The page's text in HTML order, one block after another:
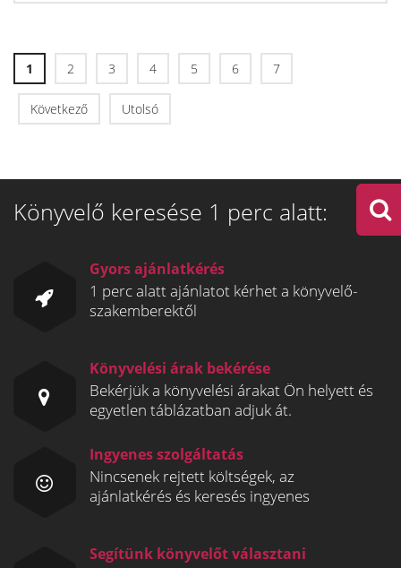
1 2 3 4 5 6 7
Következő Utolsó
Könyvelő keresése 1 perc alatt:
Gyors ajánlatkérés
1 perc alatt ajánlatot kérhet a könyvelő-
szakemberektől
Könyvelési árak bekérése
Bekérjük a könyvelési árakat Ön helyett és
egyetlen táblázatban adjuk át.
Ingyenes szolgáltatás
Nincsenek rejtett költségek, az
ajánlatkérés és keresés ingyenes
Segítünk könyvelőt választani